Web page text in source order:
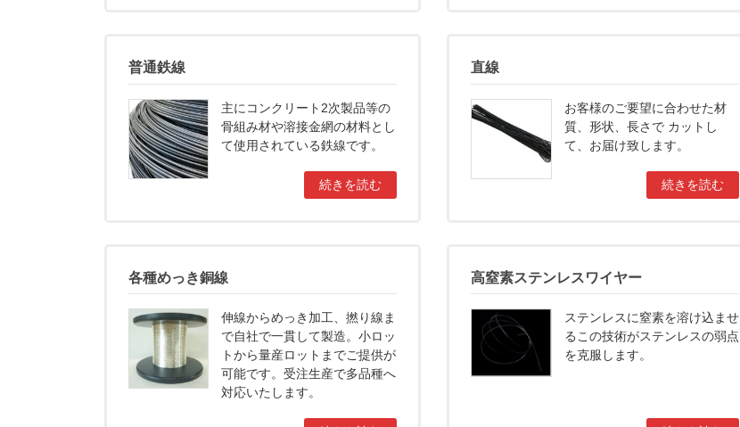
普通鉄線
主にコンクリート2次製品等の
骨組み材や溶接金網の材料とし
て使用されている鉄線です。
続きを読む
直線
お客様のご要望に合わせた材
質、形状、長さで カットし
て、お届け致します。
続きを読む
各種めっき銅線
伸線からめっき加工、撚り線ま
で自社で一貫して製造。小ロッ
トから量産ロットまでご提供が
可能です。受注生産で多品種へ
対応いたします。
高窒素ステンレスワイヤー
ステンレスに窒素を溶け込ませ
るこの技術がステンレスの弱点
を克服します。